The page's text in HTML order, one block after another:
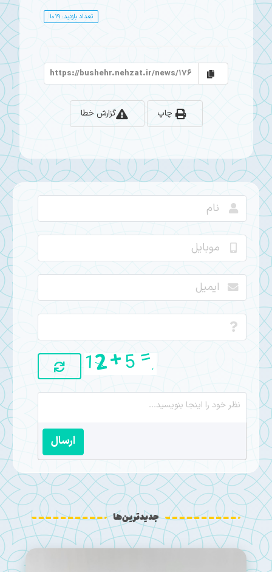
تعداد بازدید: 1019
گزارش خطا چاپ
ارسال
جدیدترین‌ها